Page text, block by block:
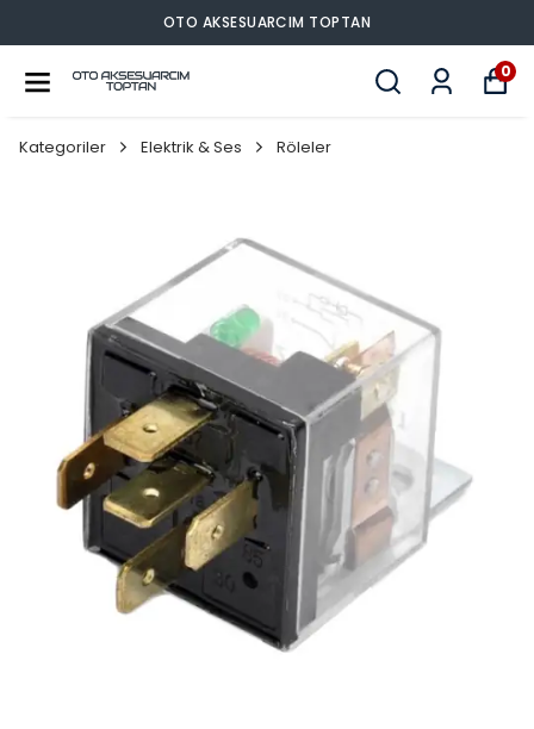
OTO AKSESUARCIM TOPTAN
0
Kategoriler Elektrik & Ses Röleler